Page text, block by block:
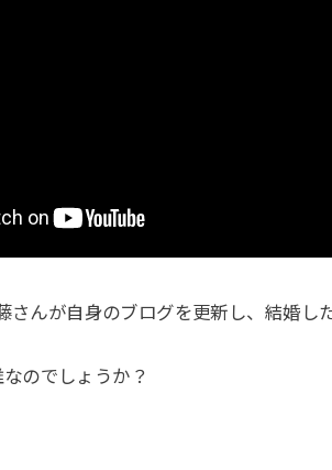
さんが自身のブログを更新し、結婚し
のでしょうか？